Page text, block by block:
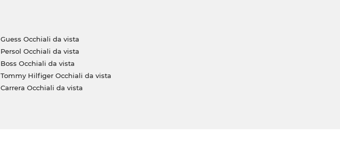
Guess Occhiali da vista
Persol Occhiali da vista
Boss Occhiali da vista
Tommy Hilfiger Occhiali da vista
Carrera Occhiali da vista